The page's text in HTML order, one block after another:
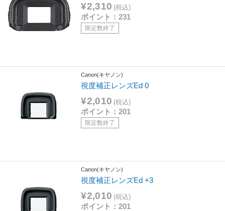
¥2,310 (税込)
ポイント：231
限定数終了
Canon(キヤノン)
視度補正レンズEd 0
¥2,010 (税込)
ポイント：201
限定数終了
Canon(キヤノン)
視度補正レンズEd +3
¥2,010 (税込)
ポイント：201